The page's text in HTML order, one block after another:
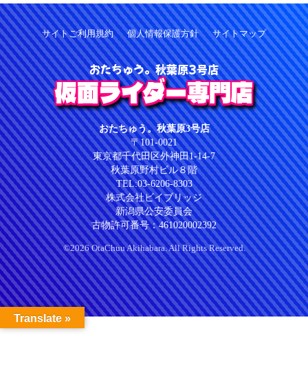
サイトご利用規約 個人情報保護方針 サイトマップ
おたちゅう。秋葉原3号店
仮面ライダー専門店
おたちゅう。秋葉原3号店
〒101-0021
東京都千代田区外神田1-14-7
秋葉原野村ビル８階
TEL:03-6206-8303
株式会社ビイブリッジ
新潟県公安委員会
古物許可番号：461020002392
©2026 OtaChuu Akihabara. All Rights Reserved.
Translate »